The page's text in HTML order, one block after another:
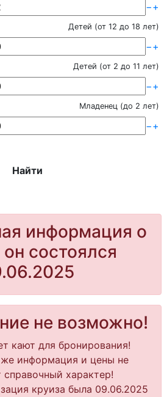
−+
Детей (от 12 до 18 лет)
−+
Детей (от 2 до 11 лет)
−+
Младенец (до 2 лет)
−+
Найти
информация о
он состоялся
не возможно!
кают для бронирования!
информация и цены не
справочный характер!
круиза была 09.06.2025